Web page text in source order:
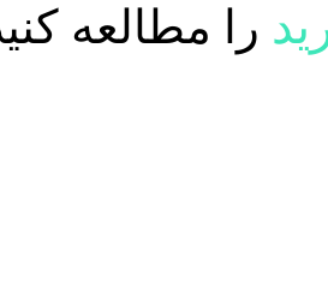
را مطالعه